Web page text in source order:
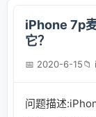
iPhone 7p
它？
📅 2020-6-15📁
问题描述